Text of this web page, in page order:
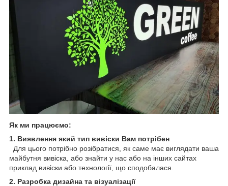
Як ми працюємо:
1. Виявлення який тип вивіски Вам потрібен
Для цього потрібно розібратися, як саме має виглядати ваша
майбутня вивіска, або знайти у нас або на інших сайтах
приклад вивіски або технології, що сподобалася.
2. Разробка дизайна та візуалізації